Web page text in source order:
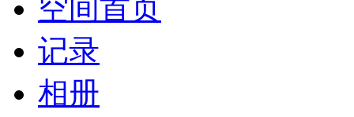
空间首页
记录
相册